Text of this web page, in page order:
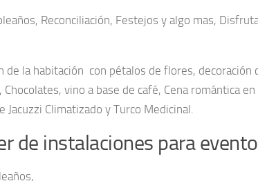
Reconciliación, Festejos y algo mas,
de la habitación con pétalos de flores,
Chocolates, vino a base de café, Cena romántica
Jacuzzi Climatizado y Turco Medicinal.
de instalaciones para